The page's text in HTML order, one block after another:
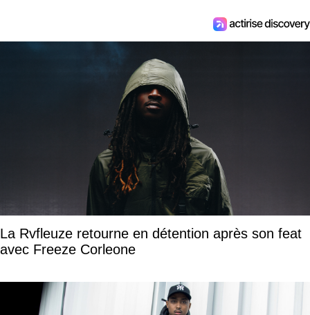
La Rvfleuze retourne en détention après son feat
avec Freeze Corleone